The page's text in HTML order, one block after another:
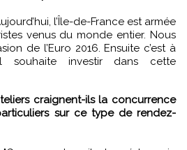
l’Île-de-France est armée
venus du monde entier. Nous
de l’Euro 2016. Ensuite c’est à
souhaite investir dans cette
sur ce type de rendez-